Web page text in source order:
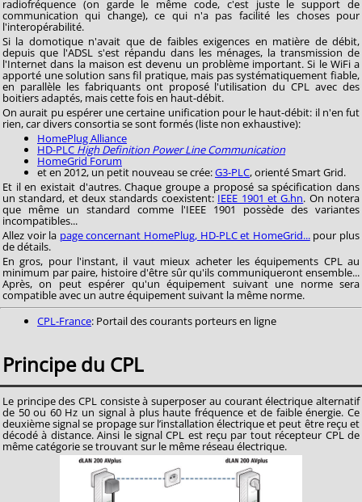
radiofréquence (on garde le même code, c'est juste le support de
communication qui change), ce qui n'a pas facilité les choses pour
l'interopérabilité.
Si la domotique n'avait que de faibles exigences en matière de débit,
depuis que l'ADSL s'est répandu dans les ménages, la transmission de
l'Internet dans la maison est devenu un problème important. Si le WiFi a
apporté une solution sans fil pratique, mais pas systématiquement fiable,
en parallèle les fabriquants ont proposé l'utilisation du CPL avec des
boitiers adaptés, mais cette fois en haut-débit.
On aurait pu espérer une certaine unification pour le haut-débit: il n'en fut
rien, car divers consortia se sont formés (liste non exhaustive):
HomePlug Alliance
HD-PLC High Definition Power Line Communication
HomeGrid Forum
et en 2012, un petit nouveau se crée:G3-PLC, orienté Smart Grid.
Et il en existait d'autres. Chaque groupe a proposé sa spécification dans
un standard, et deux standards coexistent:IEEE 1901 et G.hn. On notera
que même un standard comme l'IEEE 1901 possède des variantes
incompatibles...
Allez voir la page concernant HomePlug, HD-PLC et HomeGrid...pour plus
de détails.
En gros, pour l'instant, il vaut mieux acheter les équipements CPL au
minimum par paire, histoire d'être sûr qu'ils communiqueront ensemble...
Après, on peut espérer qu'un équipement suivant une norme sera
compatible avec un autre équipement suivant la même norme.
CPL-France: Portail des courants porteurs en ligne
Principe du CPL
Le principe des CPL consiste à superposer au courant électrique alternatif
de 50 ou 60 Hz un signal à plus haute fréquence et de faible énergie. Ce
deuxième signal se propage sur l’installation électrique et peut être reçu et
décodé à distance. Ainsi le signal CPL est reçu par tout récepteur CPL de
même catégorie se trouvant sur le même réseau électrique.